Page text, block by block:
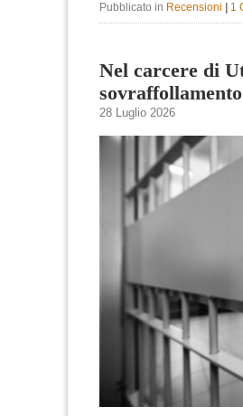
Pubblicato in Recensioni 1
Nel carcere di
28 Luglio 2026